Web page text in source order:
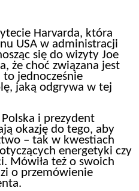
Harvarda, która
USA w administracji
się do wizyty Joe
że choć związana jest
jednocześnie
jaką odgrywa w tej
Polska i prezydent
okazję do tego, aby
– tak w kwestiach
energetyki czy
Mówiła też o swoich
o przemówienie